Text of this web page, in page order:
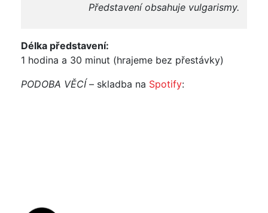
Představení obsahuje vulgarismy.
Délka představení:
1 hodina a 30 minut (hrajeme bez přestávky)
PODOBA VĚCÍ – skladba na Spotify: